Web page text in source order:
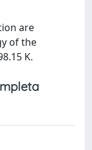
are
of the
K.